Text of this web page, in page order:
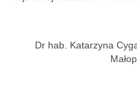
Dr hab. Katarzyna